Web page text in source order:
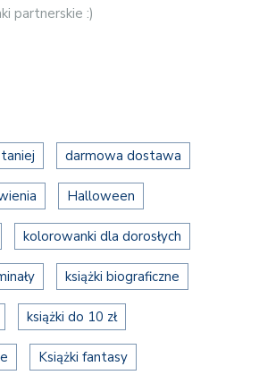
partnerskie :)
darmowa dostawa
Halloween
kolorowanki dla dorosłych
książki biograficzne
książki do 10 zł
Książki fantasy